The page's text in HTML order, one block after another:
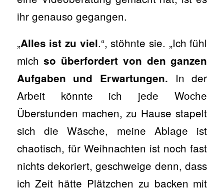
ihr genauso gegangen.
„Alles ist zu viel.“, stöhnte sie. „Ich fühl
michso überfordert von den ganzen
Aufgaben und Erwartungen. In der
Arbeit könnte ich jede Woche
Überstunden machen, zu Hause stapelt
sich die Wäsche, meine Ablage ist
chaotisch, für Weihnachten ist noch fast
nichts dekoriert, geschweige denn, dass
ich Zeit hätte Plätzchen zu backen mit